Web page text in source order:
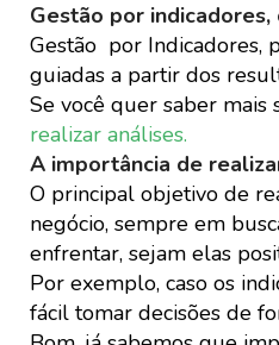
Gestão por indicadores,
Gestão por Indicadores,
guiadas a partir dos
Se você quer saber mais
realizar análises.
A importância de
O principal objetivo de
negócio, sempre em
enfrentar, sejam elas
Por exemplo, caso os
fácil tomar decisões de